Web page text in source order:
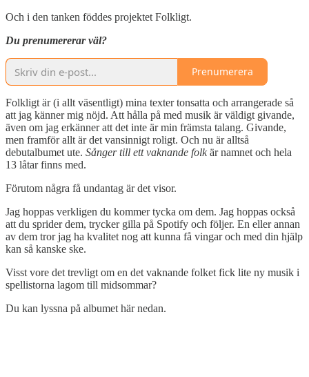
Och i den tanken föddes projektet Folkligt.
Du prenumererar väl?
Prenumerera
Folkligt är (i allt väsentligt) mina texter tonsatta och arrangerade så
att jag känner mig nöjd. Att hålla på med musik är väldigt givande,
även om jag erkänner att det inte är min främsta talang. Givande,
men framför allt är det vansinnigt roligt. Och nu är alltså
debutalbumet ute. Sånger till ett vaknande folkär namnet och hela
13 låtar finns med.
Förutom några få undantag är det visor.
Jag hoppas verkligen du kommer tycka om dem. Jag hoppas också
att du sprider dem, trycker gilla på Spotify och följer. En eller annan
av dem tror jag ha kvalitet nog att kunna få vingar och med din hjälp
kan så kanske ske.
Visst vore det trevligt om en det vaknande folket fick lite ny musik i
spellistorna lagom till midsommar?
Du kan lyssna på albumet här nedan.